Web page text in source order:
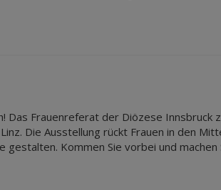
Das Frauenreferat der Diözese Innsbruck
Die Ausstellung rückt Frauen in den
Kommen Sie vorbei und machen